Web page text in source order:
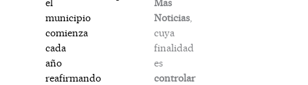
el
municipio
comienza
cada
año
reafirmando
Noticias,
cuya
finalidad
es
controlar